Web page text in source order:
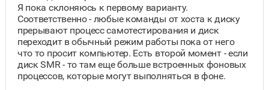
Я пока склоняюсь к первому варианту.
Соответственно - любые команды от хоста к диску
прерывают процесс самотестирования и диск
переходит в обычный режим работы пока от него
что то просит компьютер. Есть второй момент - если
диск SMR - то там еще больше встроенных фоновых
процессов, которые могут выполняться в фоне.